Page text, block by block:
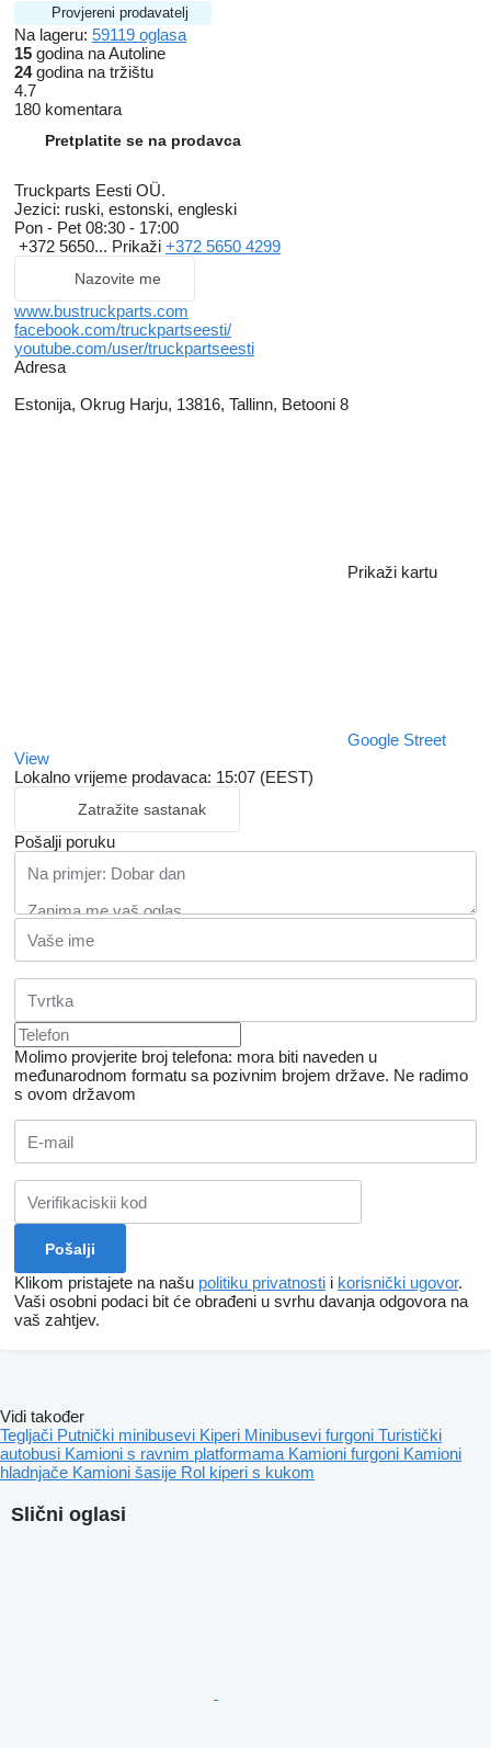
Provjereni prodavatelj
Na lageru: 59119 oglasa
15 godina na Autoline
24godina na tržištu
4.7
180 komentara
Pretplatite se na prodavca
Truckparts Eesti OÜ.
Jezici: ruski, estonski, engleski
Pon - Pet 08:30 - 17:00
+372 5650... Prikaži +372 5650 4299
Nazovite me
www.bustruckparts.com
facebook.com/truckpartseesti/
youtube.com/user/truckpartseesti
Adresa
Estonija, Okrug Harju, 13816, Tallinn, Betooni 8
Prikaži kartu
Google Street
View
Lokalno vrijeme prodavaca: 15:07 (EEST)
Zatražite sastanak
Pošalji poruku
Molimo provjerite broj telefona: mora biti naveden u
međunarodnom formatu sa pozivnim brojem države. Ne radimo
s ovom državom
Klikom pristajete na našu politiku privatnosti i korisnički ugovor.
Vaši osobni podaci bit će obrađeni u svrhu davanja odgovora na
vaš zahtjev.
Slični oglasi
Vidi također
Tegljači Putnički minibusevi Kiperi Minibusevi furgoni Turistički
autobusi Kamioni s ravnim platformama Kamioni furgoni Kamioni
hladnjače Kamioni šasije Rol kiperi s kukom